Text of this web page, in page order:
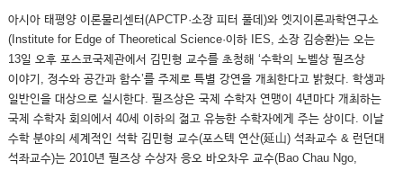
아시아 태평양 이론물리센터(APCTP·소장 피터 풀데)와 엣지이론과학연구소
(Institute for Edge of Theoretical Science·이하 IES, 소장 김승환)는 오는
13일 오후 포스코국제관에서 김민형 교수를 초청해 ‘수학의 노벨상 필즈상
이야기, 정수와 공간과 함수’를 주제로 특별 강연을 개최한다고 밝혔다. 학생과
일반인을 대상으로 실시한다. 필즈상은 국제 수학자 연맹이 4년마다 개최하는
국제 수학자 회의에서 40세 이하의 젊고 유능한 수학자에게 주는 상이다. 이날
수학 분야의 세계적인 석학 김민형 교수(포스텍 연산(延山) 석좌교수 & 런던대
석좌교수)는 2010년 필즈상 수상자 응오 바오차우 교수(Bao Chau Ngo,